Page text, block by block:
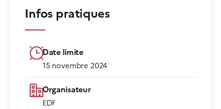
Infos pratiques
Date limite
15 novembre 2024
Organisateur
EDF